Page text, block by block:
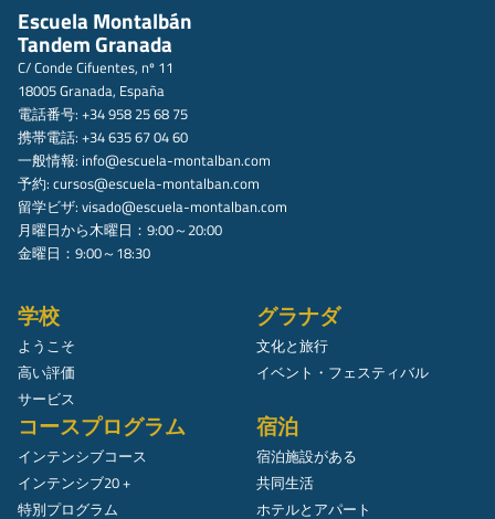
Escuela Montalbán
Tandem Granada
C/ Conde Cifuentes, nº 11
18005 Granada, España
電話番号: +34 958 25 68 75
携帯電話: +34 635 67 04 60
一般情報: info@escuela-montalban.com
予約: cursos@escuela-montalban.com
留学ビザ: visado@escuela-montalban.com
月曜日から木曜日：9:00～20:00
金曜日：9:00～18:30
学校
ようこそ
高い評価
サービス
グラナダ
文化と旅行
イベント・フェスティバル
コースプログラム
インテンシブコース
インテンシブ20 +
特別プログラム
宿泊
宿泊施設がある
共同生活
ホテルとアパート